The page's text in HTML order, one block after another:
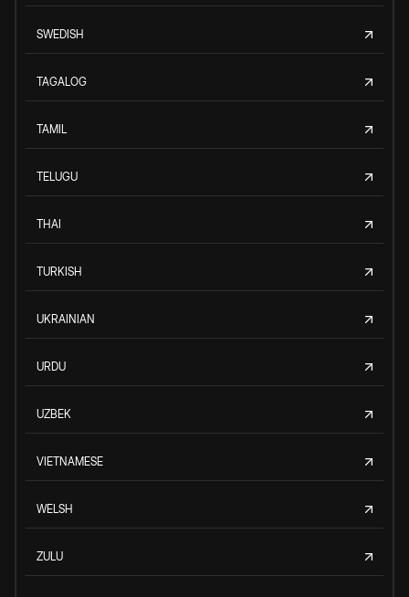
SWEDISH
TAGALOG
TAMIL
TELUGU
THAI
TURKISH
UKRAINIAN
URDU
UZBEK
VIETNAMESE
WELSH
ZULU